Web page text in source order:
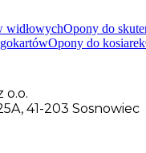
widłowychOpony do
Opony do kosiarek
o.o.
41-203 Sosnowiec